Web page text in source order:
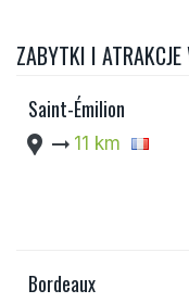
ZABYTKI I
Saint-Émilion
location_pin arrow_right_alt 11 km
Bordeaux